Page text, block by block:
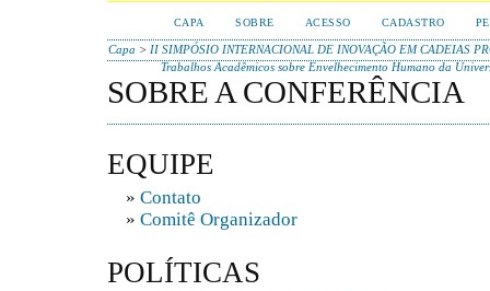
CAPA SOBRE ACESSO CADASTRO
Capa > II SIMPÓSIO INTERNACIONAL DE INOVAÇÃO EM CADEIAS
Trabalhos Acadêmicos sobre Envelhecimento Humano da
SOBRE A CONFERÊNCIA
EQUIPE
» Contato
» Comitê Organizador
POLÍTICAS